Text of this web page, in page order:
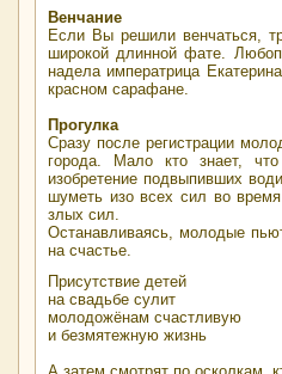
Венчание
Если Вы решили венчаться,
широкой длинной фате.
надела императрица
красном сарафане.
Прогулка
Сразу после регистрации
города. Мало кто знает,
изобретение подвыпивших
шуметь изо всех сил во
злых сил.
Останавливаясь, молодые
на счастье.
Присутствие детей
на свадьбе сулит
молодожёнам счастливую
и безмятежную жизнь